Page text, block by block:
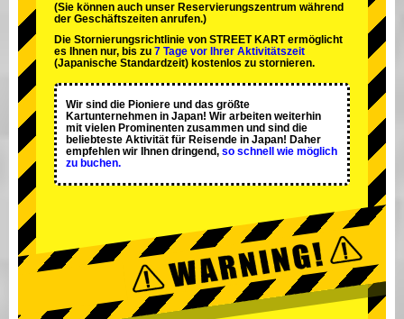
(Sie können auch unser Reservierungszentrum während
der Geschäftszeiten anrufen.)
Die Stornierungsrichtlinie von STREET KART ermöglicht
es Ihnen nur, bis zu 7 Tage vor Ihrer Aktivitätszeit
(Japanische Standardzeit) kostenlos zu stornieren.
Wir sind die Pioniere und das größte
Kartunternehmen in Japan! Wir arbeiten weiterhin
mit vielen Prominenten zusammen und sind die
beliebteste Aktivität für Reisende in Japan! Daher
empfehlen wir Ihnen dringend, so schnell wie möglich
zu buchen.